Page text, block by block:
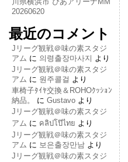
20260620
最近のコメント
Jリーグ観戦＠味の素スタジ
アム に 의령출장마사지 より
Jリーグ観戦＠味の素スタジ
アム に 원주콜걸 より
車椅子ﾀｲﾔ交換＆ROHOｸｯｼｮﾝ
納品。
に Gustavoより
Jリーグ観戦＠味の素スタジ
アム に คลิปโป๊ไทย より
Jリーグ観戦＠味の素スタジ
アム に 보은출장만남より
Jリーグ観戦＠味の素スタジ